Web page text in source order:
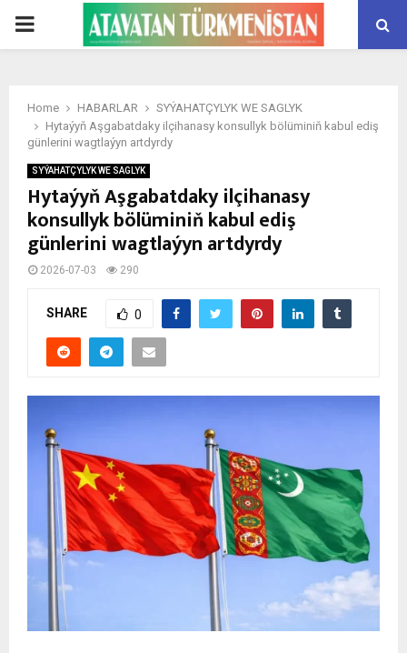
PRIMARY
Home HABARLAR
SYÝAHATÇYLYK WE SAGLYK
Hytaýyň Aşgabatdaky ilçihanasy konsullyk bölüminiň kabul ediş
günlerini wagtlaýyn artdyrdy
SYÝAHATÇYLYK WE SAGLYK
Hytaýyň Aşgabatdaky ilçihanasy
konsullyk bölüminiň kabul ediş
günlerini wagtlaýyn artdyrdy
2026-07-03 290
SHARE 0